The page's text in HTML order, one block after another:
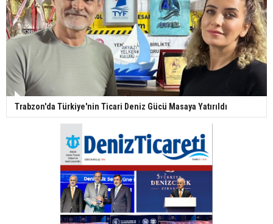
Trabzon'da Türkiye'nin Ticari Deniz Gücü Masaya Yatırıldı